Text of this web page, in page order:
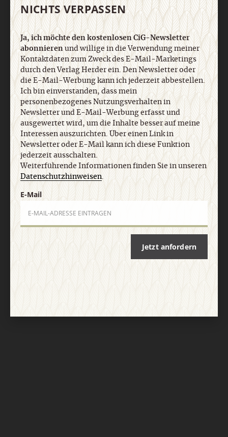
Impressum
Vertrag widerrufen Abo online kündigen
Nach oben
NICHTS VERPASSEN
Ja, ich möchte den kostenlosen CiG-Newsletter
abonnierenund willige in die Verwendung meiner
Kontaktdaten zum Zweck des E-Mail-Marketings
durch den Verlag Herder ein. Den Newsletter oder
die E-Mail-Werbung kann ich jederzeit abbestellen.
Ich bin einverstanden, dass mein
personenbezogenes Nutzungsverhalten in
Newsletter und E-Mail-Werbung erfasst und
ausgewertet wird, um die Inhalte besser auf meine
Interessen auszurichten. Über einen Link in
Newsletter oder E-Mail kann ich diese Funktion
jederzeit ausschalten.
Weiterführende Informationen finden Sie in unseren
Datenschutzhinweisen.
E-Mail
Jetzt anfordern